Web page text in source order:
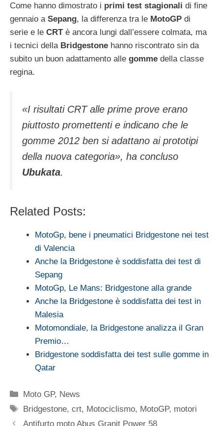
Come hanno dimostrato i primi test stagionali di fine
gennaio a Sepang, la differenza tra le MotoGP di
serie e le CRTè ancora lungi dall’essere colmata, ma
i tecnici della Bridgestone hanno riscontrato sin da
subito un buon adattamento alle gomme della classe
regina.
«I risultati CRT alle prime prove erano
piuttosto promettenti e indicano che le
gomme 2012 ben si adattano ai prototipi
della nuova categoria», ha concluso
Ubukata.
Related Posts:
MotoGp, bene i pneumatici Bridgestone nei test
di Valencia
Anche la Bridgestone è soddisfatta dei test di
Sepang
MotoGp, Le Mans: Bridgestone alla grande
Anche la Bridgestone è soddisfatta dei test in
Malesia
Motomondiale, la Bridgestone analizza il Gran
Premio…
Bridgestone soddisfatta dei test sulle gomme in
Qatar
Categorie
Moto GP, News
Tag
Bridgestone,crt, Motociclismo, MotoGP, motori
Antifurto moto Abus Granit Power 58